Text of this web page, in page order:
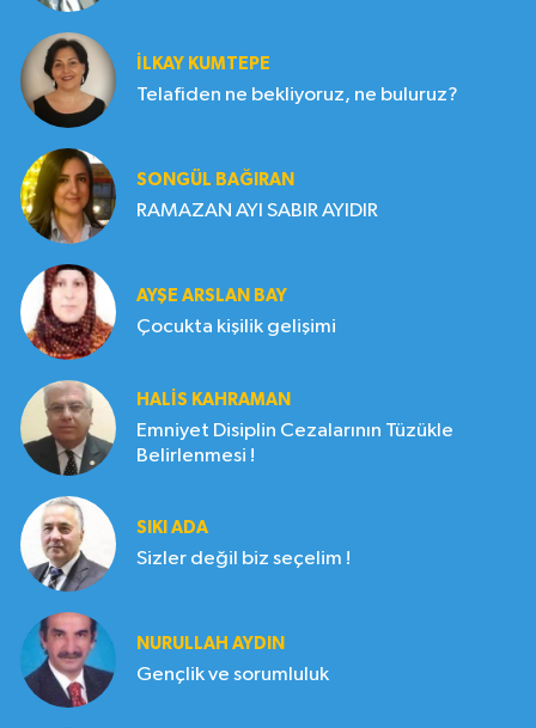
İLKAY KUMTEPE
Telafiden ne bekliyoruz, ne buluruz?
SONGÜL BAĞIRAN
RAMAZAN AYI SABIR AYIDIR
AYŞE ARSLAN BAY
Çocukta kişilik gelişimi
HALIS KAHRAMAN
Emniyet Disiplin Cezalarının Tüzükle
Belirlenmesi !
SIKI ADA
Sizler değil biz seçelim !
NURULLAH AYDIN
Gençlik ve sorumluluk